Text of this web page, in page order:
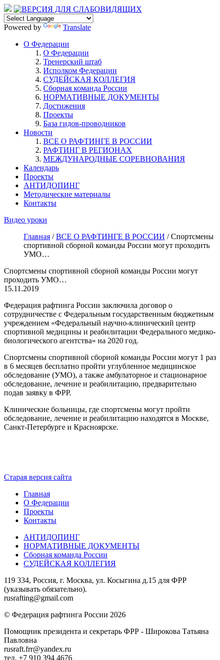
Powered by
Translate
О Федерации
О Федерации
Тренерский штаб
Исполком Федерации
СУДЕЙСКАЯ КОЛЛЕГИЯ
Сборная команда России
НОРМАТИВНЫЕ ДОКУМЕНТЫ
Достижения
Проекты
База гидов-проводников
Новости
ВСЕ О РАФТИНГЕ В РОССИИ
РАФТИНГ В РЕГИОНАХ
МЕЖДУНАРОДНЫЕ СОРЕВНОВАНИЯ
Календарь
Проекты
АНТИДОПИНГ
Методические материалы
Контакты
Видео уроки
Главная /ВСЕ О РАФТИНГЕ В РОССИИ /Спортсмены
спортивной сборной команды России могут проходить
УМО…
Спортсмены спортивной сборной команды России могут
проходить УМО…
15.11.2019
Федерация рафтинга России заключила договор о
сотрудничестве с Федеральным государственным бюджетным
учреждением «Федеральный научно-клинический центр
спортивной медицины и реабилитации Федерального медико-
биологического агентства» на 2020 год.
Спортсмены спортивной сборной команды России могут 1 раз
в 6 месяцев бесплатно пройти углубленное медицинское
обследование (УМО), а также амбулаторное и стационарное
обследование, лечение и реабилитацию, предварительно
подав заявку в ФРР.
Клинические больницы, где спортсмены могут пройти
обследование, лечение и реабилитацию находятся в Москве,
Санкт-Петербурге и Красноярске.
Старая версия сайта
Главная
О Федерации
Проекты
Контакты
АНТИДОПИНГ
НОРМАТИВНЫЕ ДОКУМЕНТЫ
Сборная команда России
СУДЕЙСКАЯ КОЛЛЕГИЯ
119 334, Россия, г. Москва, ул. Косыгина д.15 для ФРР
(указывать обязательно).
rusrafting@gmail.com
© Федерация рафтинга России 2026
Помощник президента и секретарь ФРР - Широкова Татьяна
Павловна
rusraft.frr@yandex.ru
тел. +7 910 394 4676